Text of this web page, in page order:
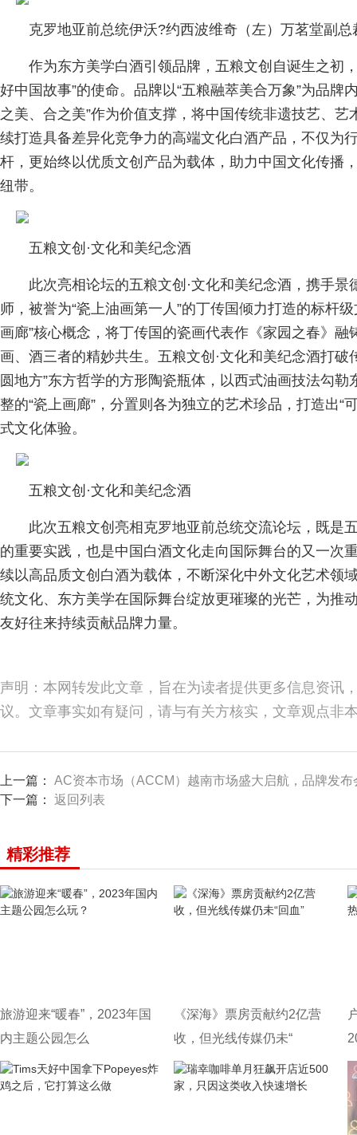
克罗地亚前总统伊沃?约西波维奇（左）万茗堂副
作为东方美学白酒引领品牌，五粮文创自诞生之初
好中国故事”的使命。品牌以“五粮融萃美合万象”为品牌
之美、合之美”作为价值支撑，将中国传统非遗技艺、
续打造具备差异化竞争力的高端文化白酒产品，不仅为
杆，更始终以优质文创产品为载体，助力中国文化传播
纽带。
五粮文创·文化和美纪念酒
此次亮相论坛的五粮文创·文化和美纪念酒，携手
师，被誉为“瓷上油画第一人”的丁传国倾力打造的标杆
画廊”核心概念，将丁传国的瓷画代表作《家园之春》
画、酒三者的精妙共生。五粮文创·文化和美纪念酒打破
圆地方”东方哲学的方形陶瓷瓶体，以西式油画技法勾
整的“瓷上画廊”，分置则各为独立的艺术珍品，打造出“
式文化体验。
五粮文创·文化和美纪念酒
此次五粮文创亮相克罗地亚前总统交流论坛，既是
的重要实践，也是中国白酒文化走向国际舞台的又一次
续以高品质文创白酒为载体，不断深化中外文化艺术领
统文化、东方美学在国际舞台绽放更璀璨的光芒，为推
友好往来持续贡献品牌力量。
声明：本网转发此文章，旨在为读者提供更多信息资讯
议。文章事实如有疑问，请与有关方核实，文章观点非
上一篇： AC资本市场（ACCM）越南市场盛大启航，品牌发布
下一篇： 返回列表
精彩推荐
旅游迎来“暖春”，2023年国
内主题公园怎么
《深海》票房贡献约2亿营
收，但光线传媒仍未“